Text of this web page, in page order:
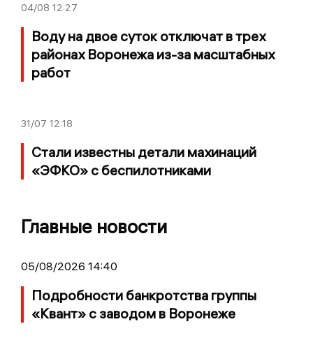
04/08 12:27
Воду на двое суток отключат в трех
районах Воронежа из-за масштабных
работ
31/07 12:18
Стали известны детали махинаций
«ЭФКО» с беспилотниками
Главные новости
05/08/2026 14:40
Подробности банкротства группы
«Квант» с заводом в Воронеже